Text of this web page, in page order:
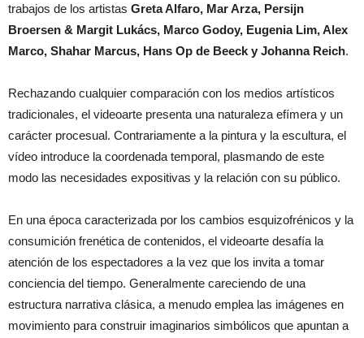
trabajos de los artistas Greta Alfaro, Mar Arza, Persijn
Broersen & Margit Lukács, Marco Godoy, Eugenia Lim, Alex
Marco, Shahar Marcus, Hans Op de Beeck y Johanna Reich.
Rechazando cualquier comparación con los medios artísticos
tradicionales, el videoarte presenta una naturaleza efímera y un
carácter procesual. Contrariamente a la pintura y la escultura, el
vídeo introduce la coordenada temporal, plasmando de este
modo las necesidades expositivas y la relación con su público.
En una época caracterizada por los cambios esquizofrénicos y la
consumición frenética de contenidos, el videoarte desafía la
atención de los espectadores a la vez que los invita a tomar
conciencia del tiempo. Generalmente careciendo de una
estructura narrativa clásica, a menudo emplea las imágenes en
movimiento para construir imaginarios simbólicos que apuntan a